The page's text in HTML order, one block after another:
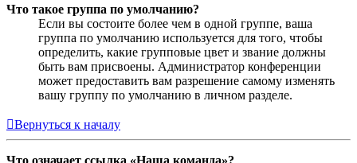
Что такое группа по умолчанию?
Если вы состоите более чем в одной группе, ваша
группа по умолчанию используется для того, чтобы
определить, какие групповые цвет и звание должны
быть вам присвоены. Администратор конференции
может предоставить вам разрешение самому изменять
вашу группу по умолчанию в личном разделе.
Вернуться к началу